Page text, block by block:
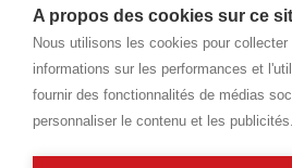
A propos des cookies sur ce
Nous utilisons les cookies pour
informations sur les performances et
fournir des fonctionnalités de médias
personnaliser le contenu et les publicités.